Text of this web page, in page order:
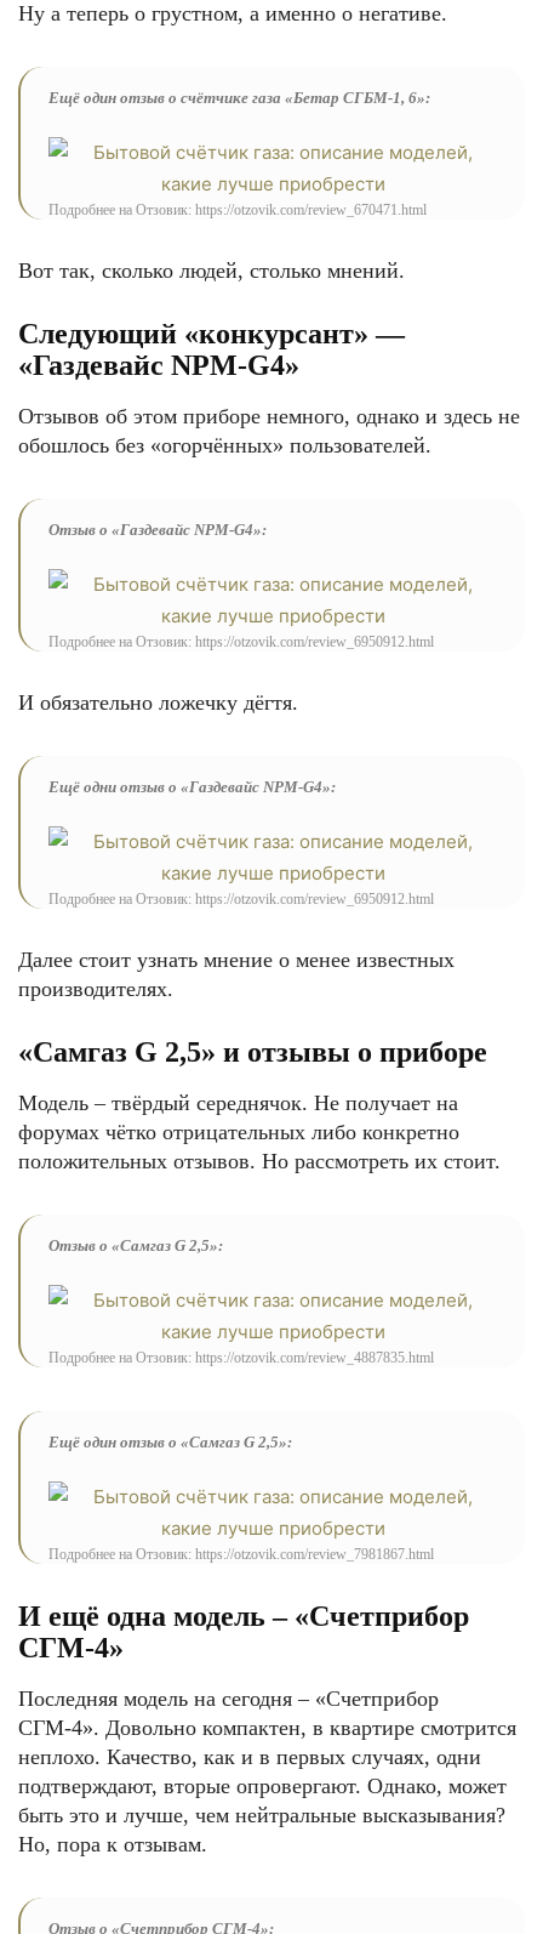
Ну а теперь о грустном, а именно о негативе.
Ещё один отзыв о счётчике газа «Бетар СГБМ-1, 6»:
Подробнее на Отзовик: https://otzovik.com/review_670471.html
Вот так, сколько людей, столько мнений.
Следующий «конкурсант» —
«Газдевайс NPM-G4»
Отзывов об этом приборе немного, однако и здесь не
обошлось без «огорчённых» пользователей.
Отзыв о «Газдевайс NPM-G4»:
Подробнее на Отзовик: https://otzovik.com/review_6950912.html
И обязательно ложечку дёгтя.
Ещё одни отзыв о «Газдевайс NPM-G4»:
Подробнее на Отзовик: https://otzovik.com/review_6950912.html
Далее стоит узнать мнение о менее известных
производителях.
«Самгаз G 2,5» и отзывы о приборе
Модель – твёрдый середнячок. Не получает на
форумах чётко отрицательных либо конкретно
положительных отзывов. Но рассмотреть их стоит.
Отзыв о «Самгаз G 2,5»:
Подробнее на Отзовик: https://otzovik.com/review_4887835.html
Ещё один отзыв о «Самгаз G 2,5»:
Подробнее на Отзовик: https://otzovik.com/review_7981867.html
И ещё одна модель – «Счетприбор
СГМ-4»
Последняя модель на сегодня – «Счетприбор
СГМ-4». Довольно компактен, в квартире смотрится
неплохо. Качество, как и в первых случаях, одни
подтверждают, вторые опровергают. Однако, может
быть это и лучше, чем нейтральные высказывания?
Но, пора к отзывам.
Отзыв о «Счетприбор СГМ-4»: